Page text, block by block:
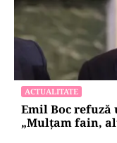
ACTUALITATE
Emil Boc refuză
„Mulțam fain,